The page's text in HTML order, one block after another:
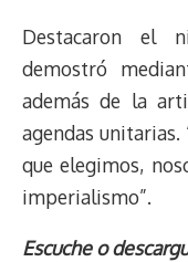
Destacaron el
demostró
además de la
agendas
que elegimos,
imperialismo”.
Escuche o